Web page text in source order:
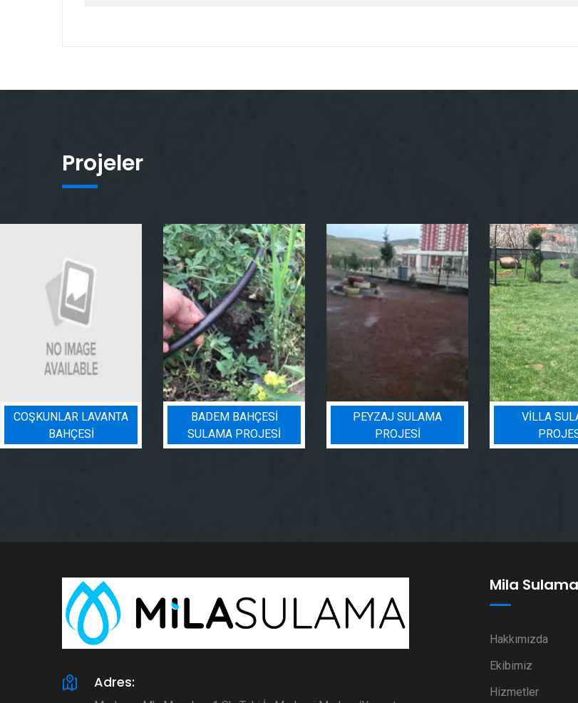
Projeler
COŞKUNLAR LAVANTA
BAHÇESİ
BADEM BAHÇESI
SULAMA PROJESI
PEYZAJ SULAMA
PROJESI
VILLA
Adres:
Mila Sulama
Hakkımızda
Ekibimiz
Hizmetler